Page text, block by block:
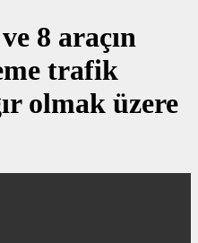
8 araçın
trafik
olmak üzere